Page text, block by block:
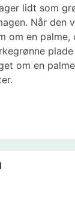
lidt som
Når den
om en palme,
om en